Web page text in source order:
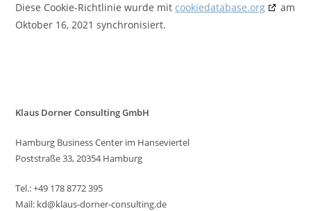
Diese Cookie-Richtlinie wurde mit cookiedatabase.org
am
Oktober 16, 2021 synchronisiert.
Klaus Dorner Consulting GmbH
Hamburg Business Center im Hanseviertel
Poststraße 33, 20354 Hamburg
Tel.: +49 178 8772 395
Mail: kd@klaus-dorner-consulting.de